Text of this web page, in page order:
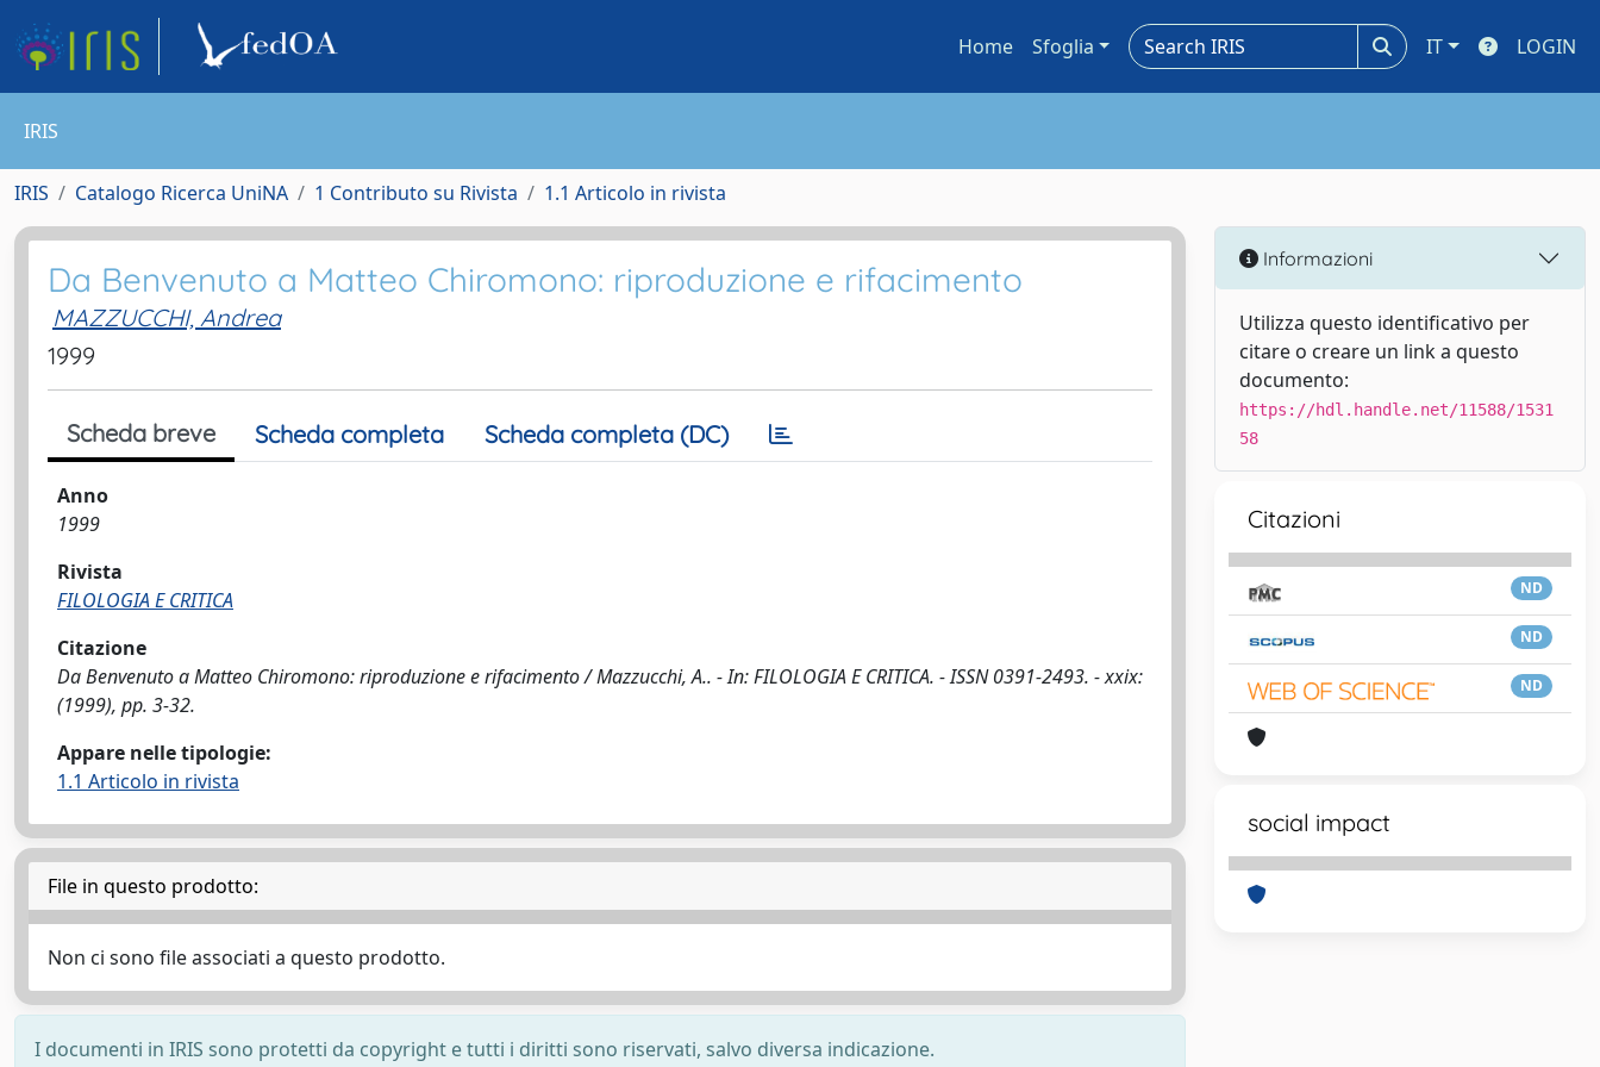
Home Sfoglia IT LOGIN
IRIS
IRIS Catalogo Ricerca UniNA 1 Contributo su Rivista 1.1 Articolo in rivista
Da Benvenuto a Matteo Chiromono: riproduzione e rifacimento
MAZZUCCHI, Andrea
1999
Scheda breve Scheda completa Scheda completa (DC)
Anno
1999
Rivista
FILOLOGIA E CRITICA
Citazione
Da Benvenuto a Matteo Chiromono: riproduzione e rifacimento / Mazzucchi, A.. - In: FILOLOGIA E CRITICA. - ISSN 0391-2493. - xxix:
(1999), pp. 3-32.
Appare nelle tipologie:
1.1 Articolo in rivista
File in questo prodotto:
Non ci sono file associati a questo prodotto.
I documenti in IRIS sono protetti da copyright e tutti i diritti sono riservati, salvo diversa indicazione.
Informazioni
Utilizza questo identificativo per
citare o creare un link a questo
documento:
https://hdl.handle.net/11588/1531
58
Citazioni
ND
ND
ND
social impact